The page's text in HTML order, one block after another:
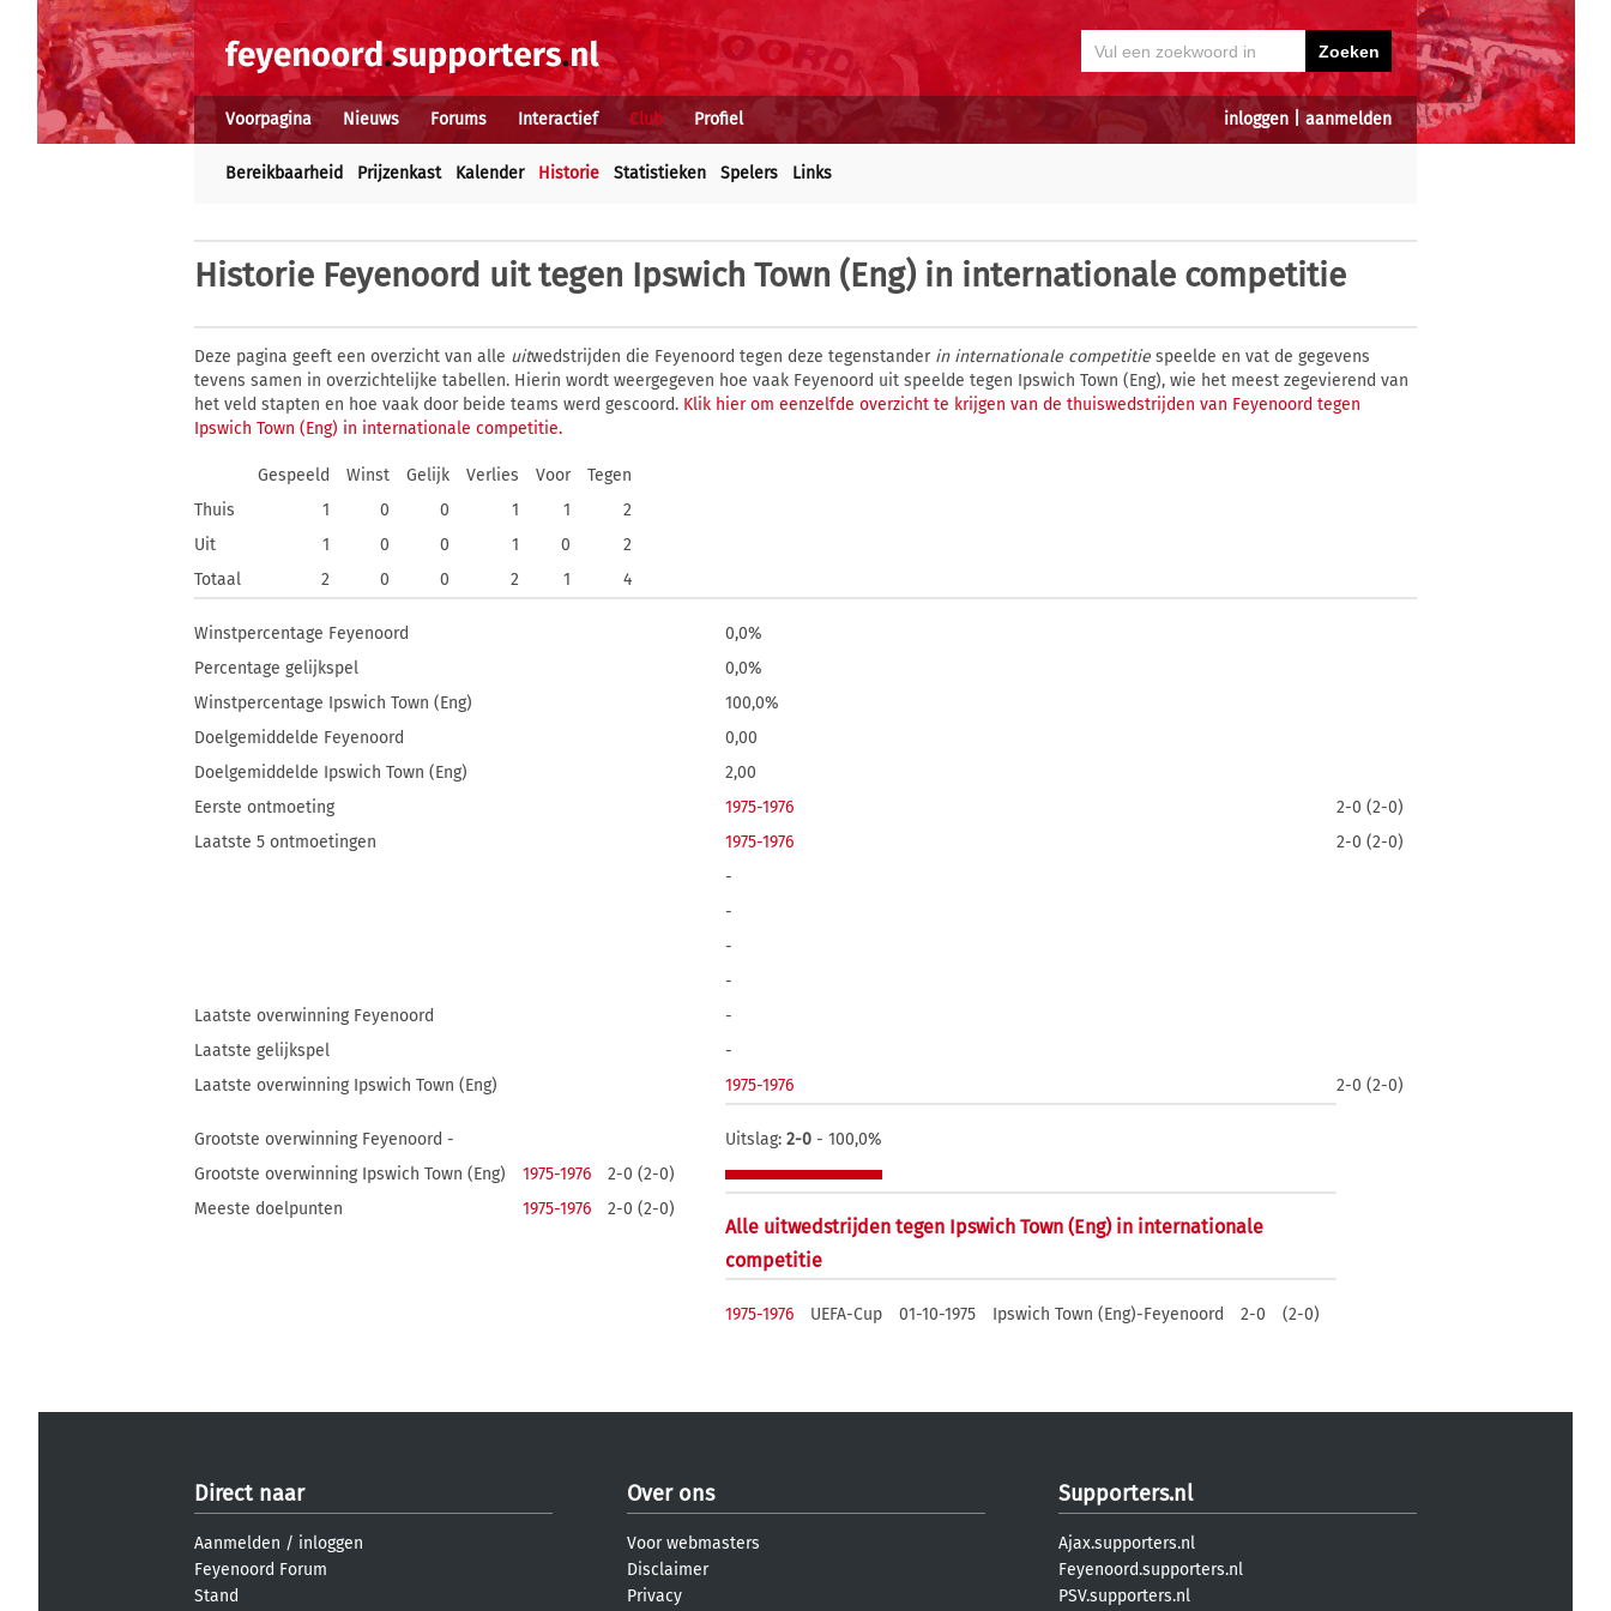
inloggen aanmelden
Voorpagina Nieuws Forums Interactief Club Profiel
Bereikbaarheid Prijzenkast Kalender Historie Statistieken Spelers Links
Historie Feyenoord uit tegen Ipswich Town (Eng) in internationale competitie
Deze pagina geeft een overzicht van alle uitwedstrijden die Feyenoord tegen deze tegenstander in internationale competitie speelde en vat de gegevens
tevens samen in overzichtelijke tabellen. Hierin wordt weergegeven hoe vaak Feyenoord uit speelde tegen Ipswich Town (Eng), wie het meest zegevierend van
het veld stapten en hoe vaak door beide teams werd gescoord. Klik hier om eenzelfde overzicht te krijgen van de thuiswedstrijden van Feyenoord tegen
Ipswich Town (Eng) in internationale competitie.
Gespeeld Winst Gelijk Verlies Voor
Tegen
Thuis
1 0 0 1 1
2
Uit
1 0 0 1 0
2
Totaal
2 0 0 2 1 4
Winstpercentage Feyenoord
0,0%
Percentage gelijkspel
0,0%
Winstpercentage Ipswich Town (Eng)
100,0%
Doelgemiddelde Feyenoord
0,00
Doelgemiddelde Ipswich Town (Eng)
2,00
Eerste ontmoeting
1975-1976
2-0 (2-0)
Laatste 5 ontmoetingen
1975-1976
2-0 (2-0)
-
-
-
-
Laatste overwinning Feyenoord
-
Laatste gelijkspel
-
Laatste overwinning Ipswich Town (Eng)
1975-1976 2-0 (2-0)
Grootste overwinning Feyenoord -
Grootste overwinning Ipswich Town (Eng)
1975-1976
2-0 (2-0)
Meeste doelpunten
1975-1976 2-0 (2-0)
Uitslag: 2-0 - 100,0%
Alle uitwedstrijden tegen Ipswich Town (Eng) in internationale
competitie
1975-1976 UEFA-Cup 01-10-1975 Ipswich Town (Eng)-Feyenoord 2-0 (2-0)
Direct naar
Aanmelden / inloggen
Feyenoord Forum
Stand
Over ons
Voor webmasters
Disclaimer
Privacy
Supporters.nl
Ajax.supporters.nl
Feyenoord.supporters.nl
PSV.supporters.nl